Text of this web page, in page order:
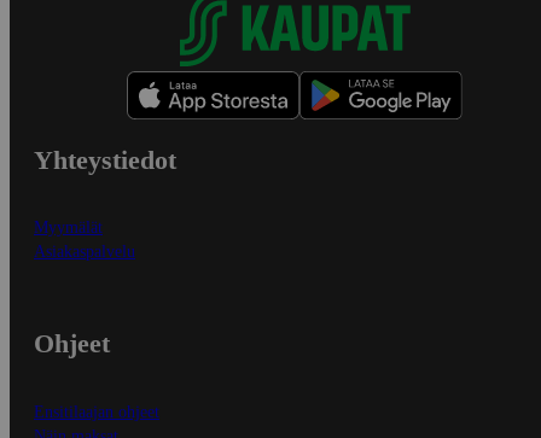
Yhteystiedot
Myymälät
Asiakaspalvelu
Ohjeet
Ensitilaajan ohjeet